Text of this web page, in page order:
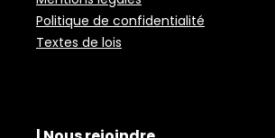
Politique de confidentialité
Textes de lois